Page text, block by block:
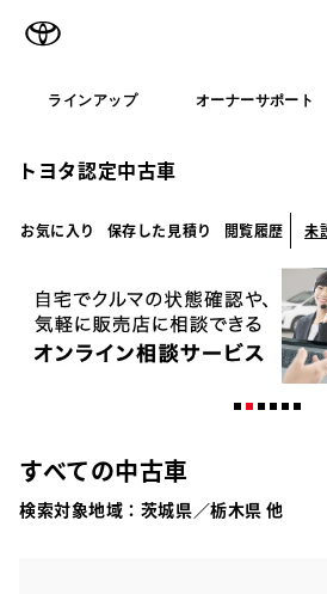
ラインアップ オーナーサポート
トヨタ認定中古車
お気に入り 保存した見積り 閲覧履歴 未
すべての中古車
検索対象地域： 茨城県／栃木県 他